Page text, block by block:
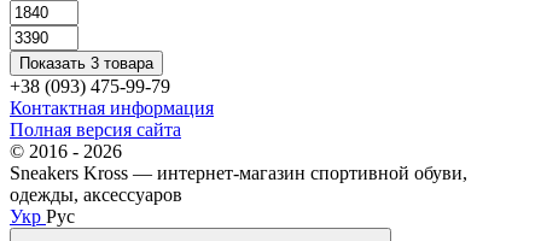
Показать 3 товара
+38 (093) 475-99-79
Контактная информация
Полная версия сайта
© 2016 - 2026
Sneakers Kross — интернет-магазин спортивной обуви,
одежды, аксессуаров
Укр Рус